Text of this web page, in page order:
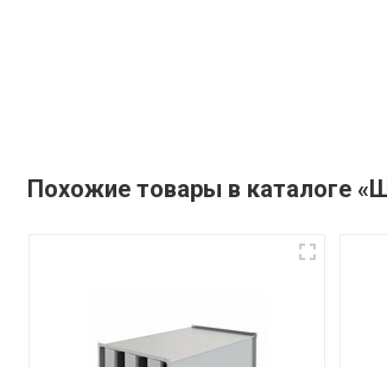
Похожие товары в каталоге